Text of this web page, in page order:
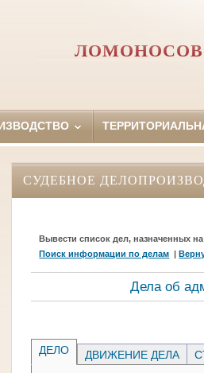
СУДЕБНОЕ
Вывести список дел, назначенных на
Поиск информации по делам |
Дела об
ДЕЛО ДВИЖЕНИЕ ДЕЛА